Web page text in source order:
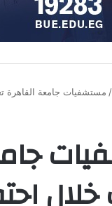
/ مستشفيات جامعة القاهرة
خلال